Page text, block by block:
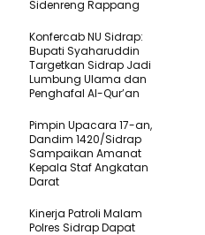
Sidenreng Rappang
Konfercab NU Sidrap:
Bupati Syaharuddin
Targetkan Sidrap Jadi
Lumbung Ulama dan
Penghafal Al-Qur’an
Pimpin Upacara 17-an,
Dandim 1420/Sidrap
Sampaikan Amanat
Kepala Staf Angkatan
Darat
Kinerja Patroli Malam
Polres Sidrap Dapat